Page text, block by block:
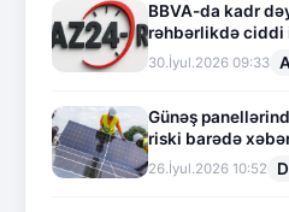
BBVA-da kadr
rəhbərlikdə ciddi
30.İyul.2026 09:33
Günəş
riski barədə
26.İyul.2026 10:52